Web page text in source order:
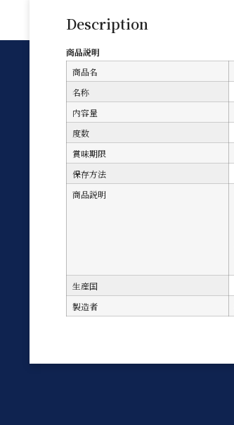
Description
商品説明
商品名
名称
内容量
度数
賞味期限
保存方法
商品説明
生産国
製造者